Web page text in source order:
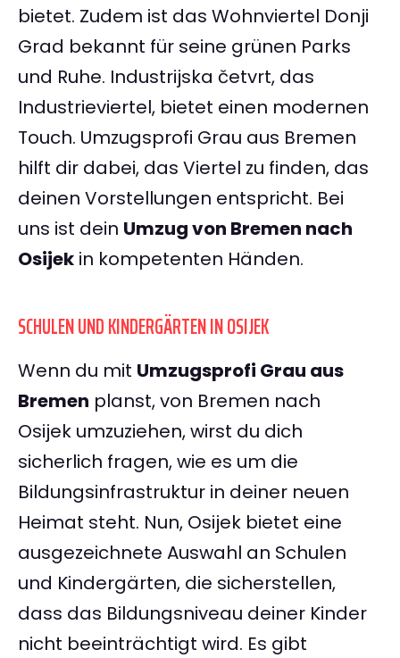
bietet. Zudem ist das Wohnviertel Donji
Grad bekannt für seine grünen Parks
und Ruhe. Industrijska četvrt, das
Industrieviertel, bietet einen modernen
Touch. Umzugsprofi Grau aus Bremen
hilft dir dabei, das Viertel zu finden, das
deinen Vorstellungen entspricht. Bei
uns ist dein Umzug von Bremen nach
Osijek in kompetenten Händen.
SCHULEN UND KINDERGÄRTEN IN OSIJEK
Wenn du mit Umzugsprofi Grau aus
Bremen planst, von Bremen nach
Osijek umzuziehen, wirst du dich
sicherlich fragen, wie es um die
Bildungsinfrastruktur in deiner neuen
Heimat steht. Nun, Osijek bietet eine
ausgezeichnete Auswahl an Schulen
und Kindergärten, die sicherstellen,
dass das Bildungsniveau deiner Kinder
nicht beeinträchtigt wird. Es gibt